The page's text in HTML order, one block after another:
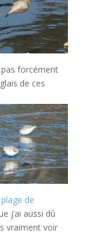
forcément
de ces
de
j’ai aussi dû
vraiment voir